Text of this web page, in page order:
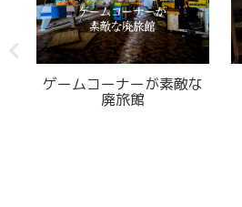
ゲームコーナーが素敵な
廃旅館